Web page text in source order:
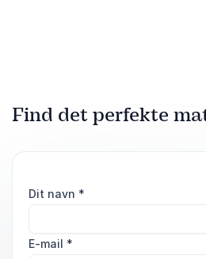
Find det perfekte
Dit navn *
E-mail *